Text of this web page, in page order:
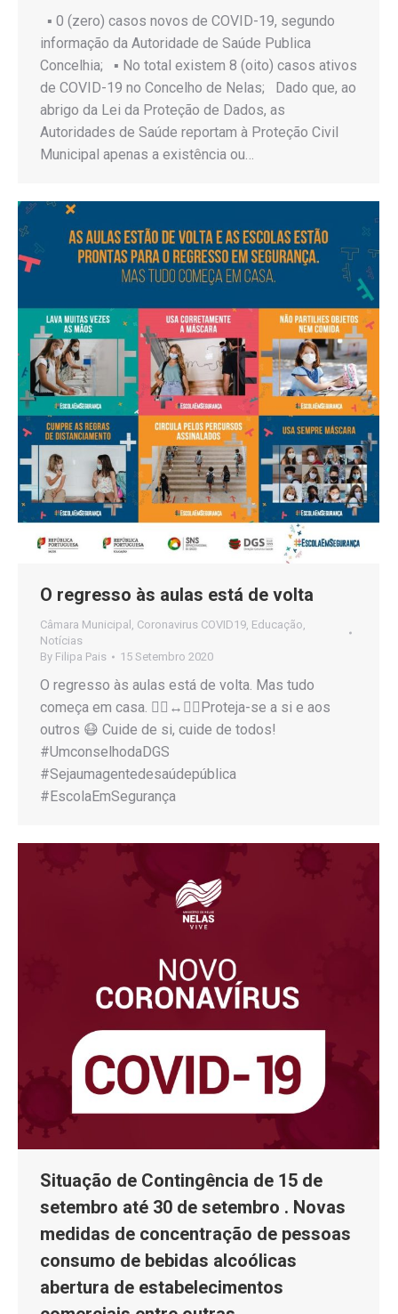
▪️ 0 (zero) casos novos de COVID-19, segundo
informação da Autoridade de Saúde Publica
Concelhia; ▪️ No total existem 8 (oito) casos ativos
de COVID-19 no Concelho de Nelas; Dado que, ao
abrigo da Lei da Proteção de Dados, as
Autoridades de Saúde reportam à Proteção Civil
Municipal apenas a existência ou…
O regresso às aulas está de volta
Câmara Municipal , Coronavirus COVID19, Educação,
Notícias
By Filipa Pais 15 Setembro 2020
O regresso às aulas está de volta. Mas tudo
começa em casa. 🙎‍♀️↔️🙎‍♂️Proteja-se a si e aos
outros 😷 Cuide de si, cuide de todos!
#UmconselhodaDGS
#Sejaumagentedesaúdepública
#EscolaEmSegurança
Situação de Contingência de 15 de
setembro até 30 de setembro . Novas
medidas de concentração de pessoas
consumo de bebidas alcoólicas
abertura de estabelecimentos